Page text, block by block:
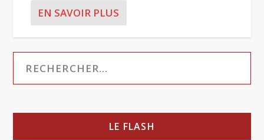
EN SAVOIR PLUS
LE FLASH